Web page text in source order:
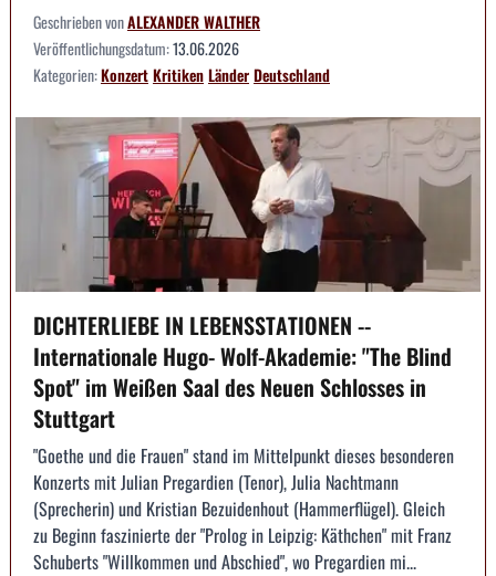
Geschrieben vonALEXANDER WALTHER
Veröffentlichungsdatum:13.06.2026
Kategorien:KonzertKritikenLänderDeutschland
DICHTERLIEBE IN LEBENSSTATIONEN --
Internationale Hugo- Wolf-Akademie: "The Blind
Spot" im Weißen Saal des Neuen Schlosses in
Stuttgart
"Goethe und die Frauen" stand im Mittelpunkt dieses besonderen
Konzerts mit Julian Pregardien (Tenor), Julia Nachtmann
(Sprecherin) und Kristian Bezuidenhout (Hammerflügel). Gleich
zu Beginn faszinierte der "Prolog in Leipzig: Käthchen" mit Franz
Schuberts "Willkommen und Abschied", wo Pregardien mi...